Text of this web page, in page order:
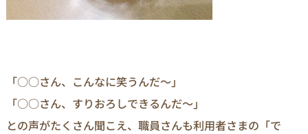
「○○さん、こんなに笑うんだ～」
「○○さん、すりおろしできるんだ～」
との声がたくさん聞こえ、職員さんも利用者さまの「で